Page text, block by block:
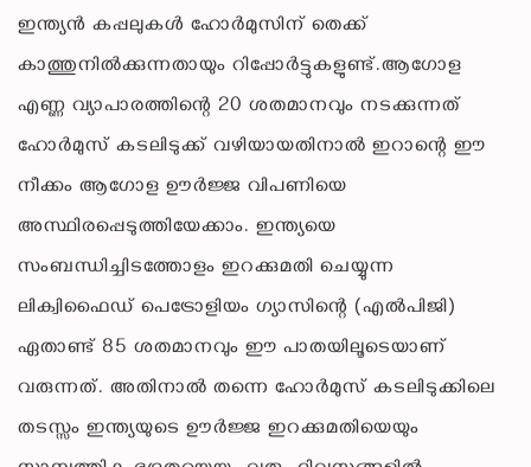
ഇന്ത്യൻ കപ്പലുകൾ ഹോർമുസിന് തെക്ക്
കാത്തുനിൽക്കുന്നതായും റിപ്പോർട്ടുകളുണ്ട്.ആഗോള
എണ്ണ വ്യാപാരത്തിന്റെ 20 ശതമാനവും നടക്കുന്നത്
ഹോർമുസ് കടലിടുക്ക് വഴിയായതിനാൽ ഇറാന്റെ ഈ
നീക്കം ആഗോള ഊർജ്ജ വിപണിയെ
അസ്ഥിരപ്പെടുത്തിയേക്കാം. ഇന്ത്യയെ
സംബന്ധിച്ചിടത്തോളം ഇറക്കുമതി ചെയ്യുന്ന
ലിക്വിഫൈഡ് പെട്രോളിയം ഗ്യാസിന്റെ (എൽപിജി)
ഏതാണ്ട് 85 ശതമാനവും ഈ പാതയിലൂടെയാണ്
വരുന്നത്. അതിനാൽ തന്നെ ഹോർമുസ് കടലിടുക്കിലെ
തടസ്സം ഇന്ത്യയുടെ ഊർജ്ജ ഇറക്കുമതിയെയും